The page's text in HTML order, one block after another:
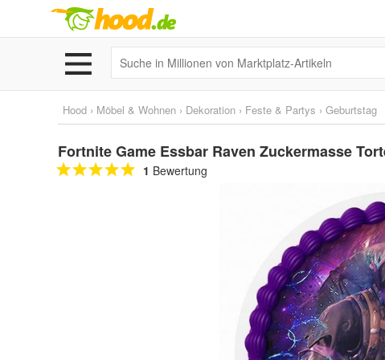
Hood › Möbel & Wohnen › Dekoration › Feste & Partys › Geburtstag
Fortnite Game Essbar Raven Zuckermasse
1 Bewertung